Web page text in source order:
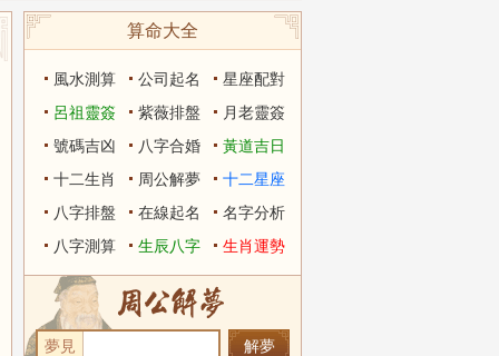
算命大全
風水測算 公司起名
星座配對
呂祖靈簽
紫薇排盤
月老靈簽
號碼吉凶
八字合婚
黃道吉日
十二生肖
周公解夢
十二星座
八字排盤
在線起名
名字分析
八字測算
生辰八字 生肖運勢
夢見